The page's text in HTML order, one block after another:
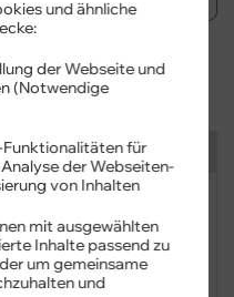
und ähnliche
der Webseite und
(Notwendige
für
der Webseiten-
von Inhalten
mit ausgewählten
Inhalte passend zu
um gemeinsame
und